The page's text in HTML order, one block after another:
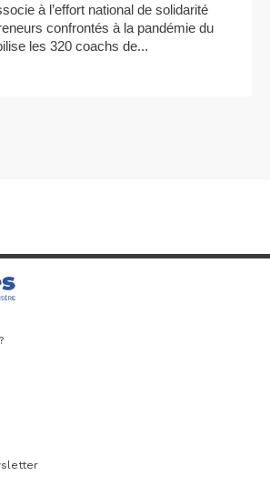
à l’effort national de solidarité
confrontés à la pandémie du
les 320 coachs de...